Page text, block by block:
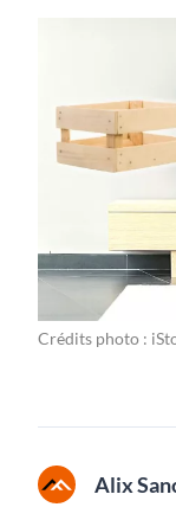
Crédits photo :
Alix